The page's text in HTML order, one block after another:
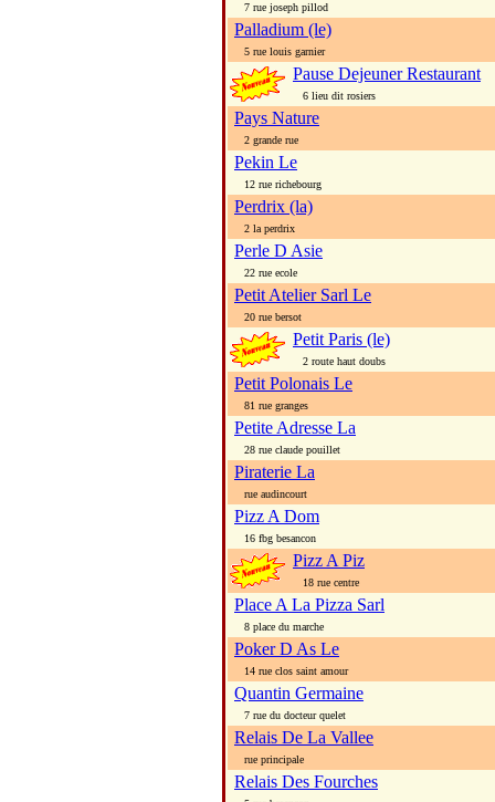
7 rue joseph pillod
Palladium (le)
5 rue louis garnier
Pause Dejeuner Restaurant
6 lieu dit rosiers
Pays Nature
2 grande rue
Pekin Le
12 rue richebourg
Perdrix (la)
2 la perdrix
Perle D Asie
22 rue ecole
Petit Atelier Sarl Le
20 rue bersot
Petit Paris (le)
2 route haut doubs
Petit Polonais Le
81 rue granges
Petite Adresse La
28 rue claude pouillet
Piraterie La
rue audincourt
Pizz A Dom
16 fbg besancon
Pizz A Piz
18 rue centre
Place A La Pizza Sarl
8 place du marche
Poker D As Le
14 rue clos saint amour
Quantin Germaine
7 rue du docteur quelet
Relais De La Vallee
rue principale
Relais Des Fourches